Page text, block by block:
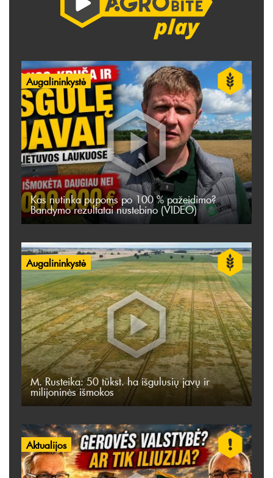
Augalininkystė
Kas nutinka pupoms po 100 % pažeidimo?
Bandymo rezultatai nustebino (VIDEO)
Augalininkystė
M. Rusteika: 50 tūkst. ha išgulusių javų ir
milijoninės išmokos
Aktualijos